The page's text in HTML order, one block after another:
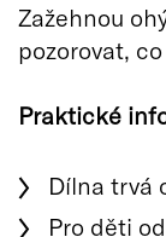
Zažehnou
pozorovat,
Praktické
Dílna trvá
Pro děti